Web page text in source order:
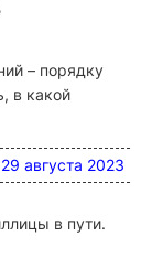
– порядку
в какой
августа 2023
в пути.